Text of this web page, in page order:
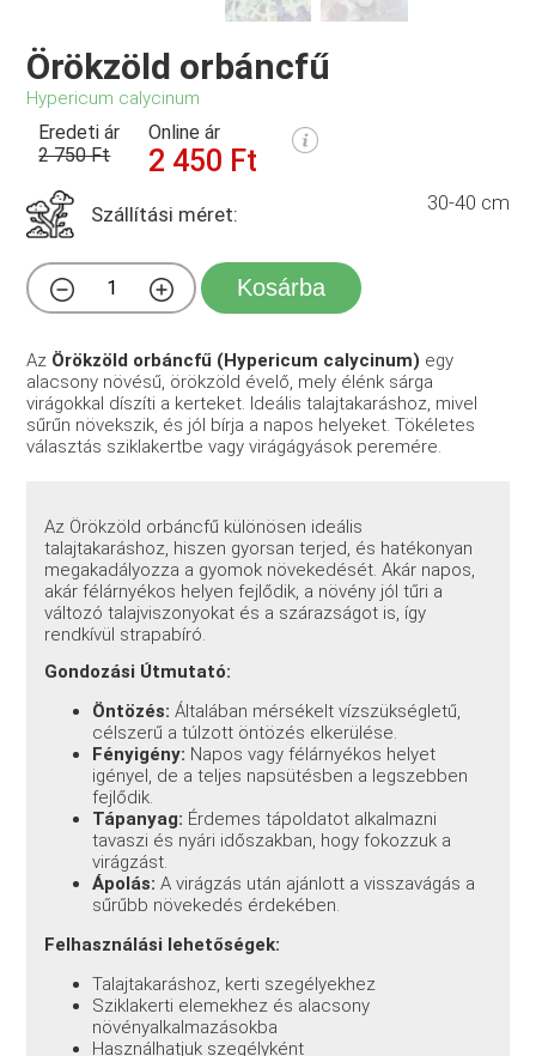
Örökzöld orbáncfű
Hypericum calycinum
Eredeti ár
2 750 Ft
Online ár
2 450 Ft
Szállítási méret: 30-40 cm
Kosárba
Az Örökzöld orbáncfű (Hypericum calycinum) egy
alacsony növésű, örökzöld évelő, mely élénk sárga
virágokkal díszíti a kerteket. Ideális talajtakaráshoz, mivel
sűrűn növekszik, és jól bírja a napos helyeket. Tökéletes
választás sziklakertbe vagy virágágyások peremére.
Az Örökzöld orbáncfű különösen ideális
talajtakaráshoz, hiszen gyorsan terjed, és hatékonyan
megakadályozza a gyomok növekedését. Akár napos,
akár félárnyékos helyen fejlődik, a növény jól tűri a
változó talajviszonyokat és a szárazságot is, így
rendkívül strapabíró.
Gondozási Útmutató:
Öntözés: Általában mérsékelt vízszükségletű,
célszerű a túlzott öntözés elkerülése.
Fényigény: Napos vagy félárnyékos helyet
igényel, de a teljes napsütésben a legszebben
fejlődik.
Tápanyag: Érdemes tápoldatot alkalmazni
tavaszi és nyári időszakban, hogy fokozzuk a
virágzást.
Ápolás: A virágzás után ajánlott a visszavágás a
sűrűbb növekedés érdekében.
Felhasználási lehetőségek:
Talajtakaráshoz, kerti szegélyekhez
Sziklakerti elemekhez és alacsony
növényalkalmazásokba
Használhatjuk szegélyként